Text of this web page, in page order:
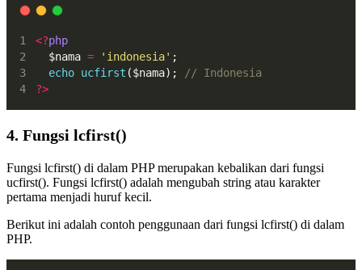
<?php
  $nama
= 'indonesia' ;
echo ucfirst ($nama);
// Indonesia
?>
4. Fungsi lcfirst()
Fungsi lcfirst() di dalam PHP merupakan kebalikan dari fungsi
ucfirst(). Fungsi lcfirst() adalah mengubah string atau karakter
pertama menjadi huruf kecil.
Berikut ini adalah contoh penggunaan dari fungsi lcfirst() di dalam
PHP.